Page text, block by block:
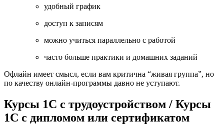
удобный график
доступ к записям
можно учиться параллельно с работой
часто больше практики и домашних заданий
Офлайн имеет смысл, если вам критична “живая группа”, но
по качеству онлайн-программы давно не уступают.
Курсы 1С с трудоустройством / Курсы
1С с дипломом или сертификатом